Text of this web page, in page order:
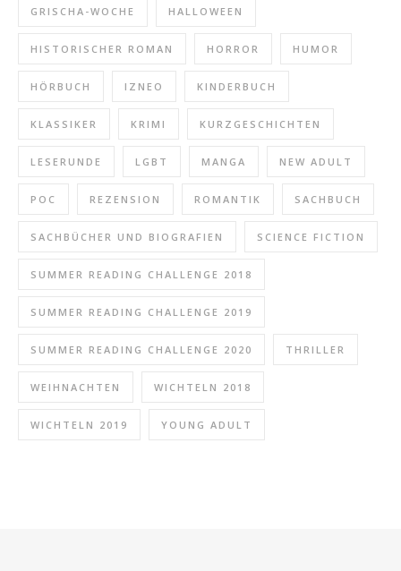
GRISCHA-WOCHE HALLOWEEN
HISTORISCHER ROMAN HORROR HUMOR
HÖRBUCH IZNEO KINDERBUCH
KLASSIKER KRIMI KURZGESCHICHTEN
LESERUNDE LGBT MANGA NEW ADULT
POC REZENSION ROMANTIK SACHBUCH
SACHBÜCHER UND BIOGRAFIEN SCIENCE FICTION
SUMMER READING CHALLENGE 2018
SUMMER READING CHALLENGE 2019
SUMMER READING CHALLENGE 2020 THRILLER
WEIHNACHTEN WICHTELN 2018
WICHTELN 2019 YOUNG ADULT